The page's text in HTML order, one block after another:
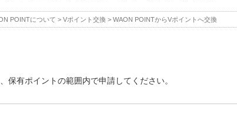
POINTについて > Vポイント交換 > WAON POINTからVポイントへ交換
保有ポイントの範囲内で申請してください。